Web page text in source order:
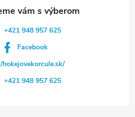
+421 948 957 625
Facebook
/hokejovekorcule.sk/
+421 948 957 625